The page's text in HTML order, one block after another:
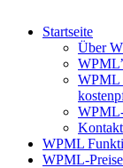
Startseite
Über
WPML
Kontakt
WPML
WPML-Preise